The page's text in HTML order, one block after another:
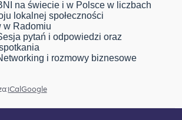
na świecie i w Polsce w liczbach
lokalnej społeczności
w Radomiu
pytań i odpowiedzi oraz
i rozmowy biznesowe
iCalGoogle